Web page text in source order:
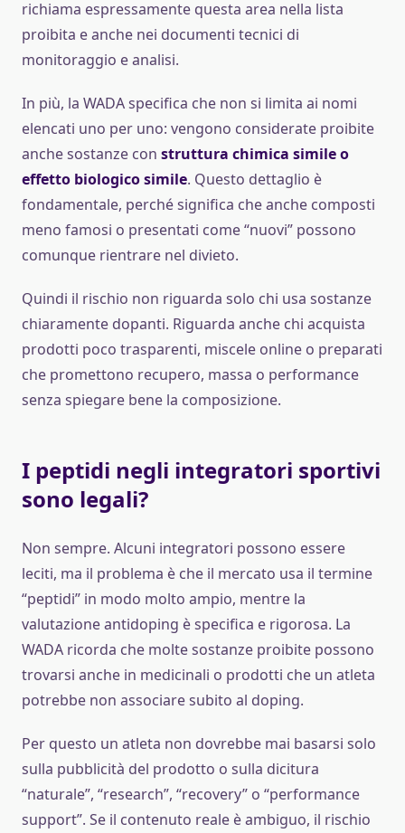
richiama espressamente questa area nella lista
proibita e anche nei documenti tecnici di
monitoraggio e analisi.
In più, la WADA specifica che non si limita ai nomi
elencati uno per uno: vengono considerate proibite
anche sostanze con struttura chimica simile o
effetto biologico simile. Questo dettaglio è
fondamentale, perché significa che anche composti
meno famosi o presentati come “nuovi” possono
comunque rientrare nel divieto.
Quindi il rischio non riguarda solo chi usa sostanze
chiaramente dopanti. Riguarda anche chi acquista
prodotti poco trasparenti, miscele online o preparati
che promettono recupero, massa o performance
senza spiegare bene la composizione.
I peptidi negli integratori sportivi
sono legali?
Non sempre. Alcuni integratori possono essere
leciti, ma il problema è che il mercato usa il termine
“peptidi” in modo molto ampio, mentre la
valutazione antidoping è specifica e rigorosa. La
WADA ricorda che molte sostanze proibite possono
trovarsi anche in medicinali o prodotti che un atleta
potrebbe non associare subito al doping.
Per questo un atleta non dovrebbe mai basarsi solo
sulla pubblicità del prodotto o sulla dicitura
“naturale”, “research”, “recovery” o “performance
support”. Se il contenuto reale è ambiguo, il rischio